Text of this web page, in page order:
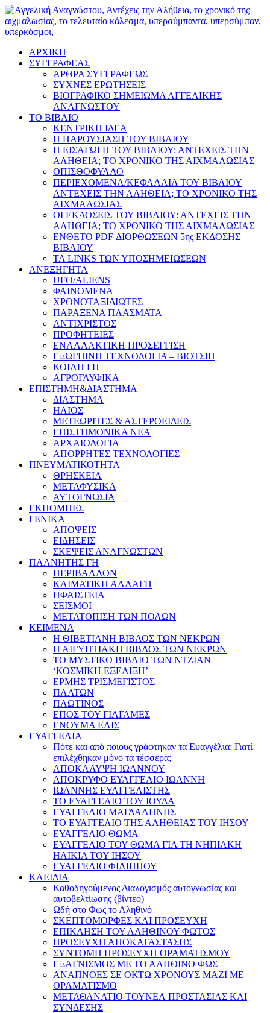
ΑΡΧΙΚΗ
ΣΥΓΓΡΑΦΕΑΣ
ΑΡΘΡΑ ΣΥΓΓΡΑΦΕΩΣ
ΣΥΧΝΕΣ ΕΡΩΤΗΣΕΙΣ
ΒΙΟΓΡΑΦΙΚΟ ΣΗΜΕΙΩΜΑ ΑΓΓΕΛΙΚΗΣ
ΑΝΑΓΝΩΣΤΟΥ
ΤΟ ΒΙΒΛΙΟ
ΚΕΝΤΡΙΚΗ ΙΔΕΑ
Η ΠΑΡΟΥΣΙΑΣΗ ΤΟΥ ΒΙΒΛΙΟΥ
Η ΕΙΣΑΓΩΓΗ ΤΟΥ ΒΙΒΛΙΟΥ: ΑΝΤΕΧΕΙΣ ΤΗΝ
ΑΛΗΘΕΙΑ; ΤΟ ΧΡΟΝΙΚΟ ΤΗΣ ΑΙΧΜΑΛΩΣΙΑΣ
ΟΠΙΣΘΟΦΥΛΛΟ
ΠΕΡΙΕΧΟΜΕΝΑ/ΚΕΦΑΛΑΙΑ ΤΟΥ ΒΙΒΛΙΟΥ
ΑΝΤΕΧΕΙΣ ΤΗΝ ΑΛΗΘΕΙΑ; ΤΟ ΧΡΟΝΙΚΟ ΤΗΣ
ΑΙΧΜΑΛΩΣΙΑΣ
ΟΙ ΕΚΔΟΣΕΙΣ ΤΟΥ ΒΙΒΛΙΟΥ: ΑΝΤΕΧΕΙΣ ΤΗΝ
ΑΛΗΘΕΙΑ; ΤΟ ΧΡΟΝΙΚΟ ΤΗΣ ΑΙΧΜΑΛΩΣΙΑΣ
ΕΝΘΕΤΟ PDF ΔΙΟΡΘΩΣΕΩΝ 5ης ΕΚΔΟΣΗΣ
ΒΙΒΛΙΟΥ
ΤΑ LINKS ΤΩΝ ΥΠΟΣΗΜΕΙΩΣΕΩΝ
ΑΝΕΞΗΓΗΤΑ
UFO/ALIENS
ΦΑΙΝΟΜΕΝΑ
ΧΡΟΝΟΤΑΞΙΔΙΩΤΕΣ
ΠΑΡΑΞΕΝΑ ΠΛΑΣΜΑΤΑ
ΑΝΤΙΧΡΙΣΤΟΣ
ΠΡΟΦΗΤΕΙΕΣ
ΕΝΑΛΛΑΚΤΙΚΗ ΠΡΟΣΕΓΓΙΣΗ
ΕΞΩΓΗΙΝΗ ΤΕΧΝΟΛΟΓΙΑ – ΒΙΟΤΣΙΠ
ΚΟΙΛΗ ΓΗ
ΑΓΡΟΓΛΥΦΙΚΑ
ΕΠΙΣΤΗΜΗ&ΔΙΑΣΤΗΜΑ
ΔΙΑΣΤΗΜΑ
ΗΛΙΟΣ
ΜΕΤΕΩΡΙΤΕΣ & ΑΣΤΕΡΟΕΙΔΕΙΣ
ΕΠΙΣΤΗΜΟΝΙΚΑ ΝΕΑ
ΑΡΧΑΙΟΛΟΓΙΑ
ΑΠΟΡΡΗΤΕΣ ΤΕΧΝΟΛΟΓΙΕΣ
ΠΝΕΥΜΑΤΙΚΟΤΗΤΑ
ΘΡΗΣΚΕΙΑ
ΜΕΤΑΦΥΣΙΚΑ
ΑΥΤΟΓΝΩΣΙΑ
ΕΚΠΟΜΠΕΣ
ΓΕΝΙΚΑ
ΑΠΟΨΕΙΣ
ΕΙΔΗΣΕΙΣ
ΣΚΕΨΕΙΣ ΑΝΑΓΝΩΣΤΩΝ
ΠΛΑΝΗΤΗΣ ΓΗ
ΠΕΡΙΒΑΛΛΟΝ
ΚΛΙΜΑΤΙΚΗ ΑΛΛΑΓΗ
ΗΦΑΙΣΤΕΙΑ
ΣΕΙΣΜΟΙ
ΜΕΤΑΤΟΠΙΣΗ ΤΩΝ ΠΟΛΩΝ
ΚΕΙΜΕΝΑ
Η ΘΙΒΕΤΙΑΝΗ ΒΙΒΛΟΣ ΤΩΝ ΝΕΚΡΩΝ
Η ΑΙΓΥΠΤΙΑΚΗ ΒΙΒΛΟΣ ΤΩΝ ΝΕΚΡΩΝ
ΤΟ ΜΥΣΤΙΚΟ ΒΙΒΛΙΟ ΤΩΝ ΝΤΖΙΑΝ –
‘ΚΟΣΜΙΚΗ ΕΞΕΛΙΞΗ’
ΕΡΜΗΣ ΤΡΙΣΜΕΓΙΣΤΟΣ
ΠΛΑΤΩΝ
ΠΛΩΤΙΝΟΣ
ΕΠΟΣ ΤΟΥ ΓΙΛΓΑΜΕΣ
ΕΝΟΥΜΑ ΕΛΙΣ
ΕΥΑΓΓΕΛΙΑ
Πότε και από ποιους γράφτηκαν τα Ευαγγέλια; Γιατί
επιλέχθηκαν μόνο τα τέσσερα;
ΑΠΟΚΑΛΥΨΗ ΙΩΑΝΝΟΥ
ΑΠΟΚΡΥΦΟ ΕΥΑΓΓΕΛΙΟ ΙΩΑΝΝΗ
ΙΩΑΝΝΗΣ ΕΥΑΓΓΕΛΙΣΤΗΣ
ΤΟ ΕΥΑΓΓΕΛΙΟ ΤΟΥ ΙΟΥΔΑ
ΕΥΑΓΓΕΛΙΟ ΜΑΓΔΑΛΗΝΗΣ
ΤΟ ΕΥΑΓΓΕΛΙΟ ΤΗΣ ΑΛΗΘΕΙΑΣ ΤΟΥ ΙΗΣΟΥ
ΕΥΑΓΓΕΛΙΟ ΘΩΜΑ
ΕΥΑΓΓΕΛΙΟ ΤΟΥ ΘΩΜΑ ΓΙΑ ΤΗ ΝΗΠΙΑΚΗ
ΗΛΙΚΙΑ ΤΟΥ ΙΗΣΟΥ
ΕΥΑΓΓΕΛΙΟ ΦΙΛΙΠΠΟΥ
ΚΛΕΙΔΙΑ
Καθοδηγούμενος Διαλογισμός αυτογνωσίας και
αυτοβελτίωσης (βίντεο)
Ωδή στο Φως το Αληθινό
ΣΚΕΠΤΟΜΟΡΦΕΣ ΚΑΙ ΠΡΟΣΕΥΧΗ
ΕΠΙΚΛΗΣΗ ΤΟΥ ΑΛΗΘΙΝΟΥ ΦΩΤΟΣ
ΠΡΟΣΕΥΧΗ ΑΠΟΚΑΤΑΣΤΑΣΗΣ
ΣΥΝΤΟΜΗ ΠΡΟΣΕΥΧΗ ΟΡΑΜΑΤΙΣΜΟΥ
ΕΞΑΓΝΙΣΜΟΣ ΜΕ ΤΟ ΑΛΗΘΙΝΟ ΦΩΣ
ΑΝΑΠΝΟΕΣ ΣΕ ΟΚΤΩ ΧΡΟΝΟΥΣ ΜΑΖΙ ΜΕ
ΟΡΑΜΑΤΙΣΜΟ
ΜΕΤΑΘΑΝΑΤΙΟ ΤΟΥΝΕΛ ΠΡΟΣΤΑΣΙΑΣ ΚΑΙ
ΣΥΝΔΕΣΗΣ